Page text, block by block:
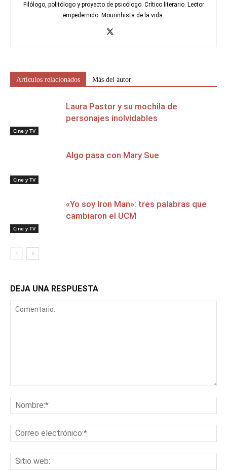
Filólogo, politólogo y proyecto de psicólogo. Crítico literario. Lector
empedernido. Mourinhista de la vida.
Artículos relacionados Más del autor
Cine y TV
Laura Pastor y su mochila de
personajes inolvidables
Cine y TV
Algo pasa con Mary Sue
Cine y TV
«Yo soy Iron Man»: tres palabras que
cambiaron el UCM
DEJA UNA RESPUESTA